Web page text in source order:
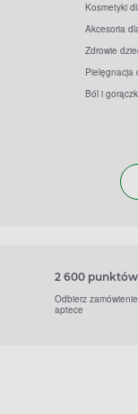
Kosmetyki
Akcesoria
Zdrowie
Pielęgnacja
Ból i
2 600
Odbierz
aptece